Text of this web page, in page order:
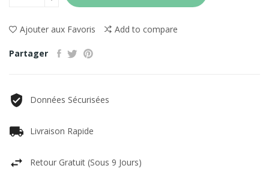
Ajouter aux Favoris Add to compare
Partager
Données Sécurisées
Livraison Rapide
Retour Gratuit (sous 9 Jours)